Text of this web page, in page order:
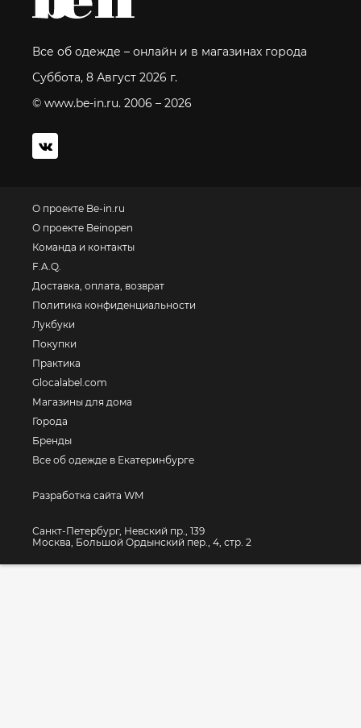
Все об одежде – онлайн и в магазинах города
Суббота, 8 Август 2026 г.
© www.be-in.ru. 2006 – 2026
О проекте Be-in.ru
О проекте Beinopen
Команда и контакты
F.A.Q.
Доставка, оплата, возврат
Политика конфиденциальности
Лукбуки
Покупки
Практика
Glocalabel.com
Магазины для дома
Города
Бренды
Все об одежде в Екатеринбурге
Разработка сайта WM
Санкт-Петербург, Невский пр., 139
Москва, Большой Ордынский пер., 4, стр. 2